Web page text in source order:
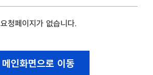
요청페이지가 없습니다.
메인화면으로 이동